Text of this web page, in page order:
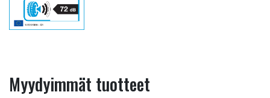
Myydyimmät tuotteet